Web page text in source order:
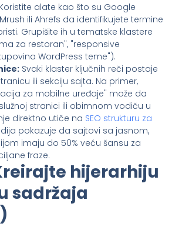
Koristite alate kao što su Google
ili Ahrefs da identifikujete termine
Grupišite ih u tematske klastere
za restoran", "responsive
WordPress teme").
Svaki klaster ključnih reči postaje
ili sekciju sajta. Na primer,
za mobilne uređaje" može da
stranici ili obimnom vodiču u
direktno utiče na SEO strukturu za
pokazuje da sajtovi sa jasnom,
imaju do 50% veću šansu za
fraze.
hijerarhiju
sadržaja